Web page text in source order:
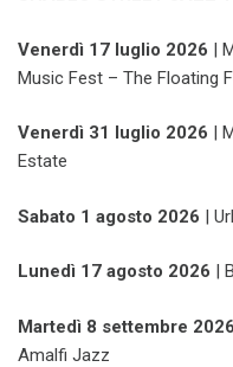
Venerdì 17 luglio 2026 |
Music Fest – The Floating
Venerdì 31 luglio 2026 |
Estate
Sabato 1 agosto 2026 |
Lunedì 17 agosto 2026 |
Martedì 8 settembre 2026
Amalfi Jazz